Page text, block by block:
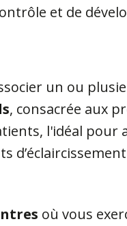
et de
un ou
, consacrée aux
l'idéal pour
d’éclaircissement
où vous